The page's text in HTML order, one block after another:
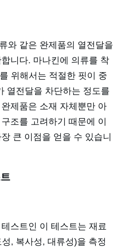
와 같은 완제품의 열전달을
니다. 마나킨에 의류를 착
위해서는 적절한 핏이 중
열전달을 차단하는 정도를
제품은 소재 자체뿐만 아
조를 고려하기 때문에 이
큰 이점을 얻을 수 있습니
스트인 이 테스트는 재료
, 복사성, 대류성)을 측정